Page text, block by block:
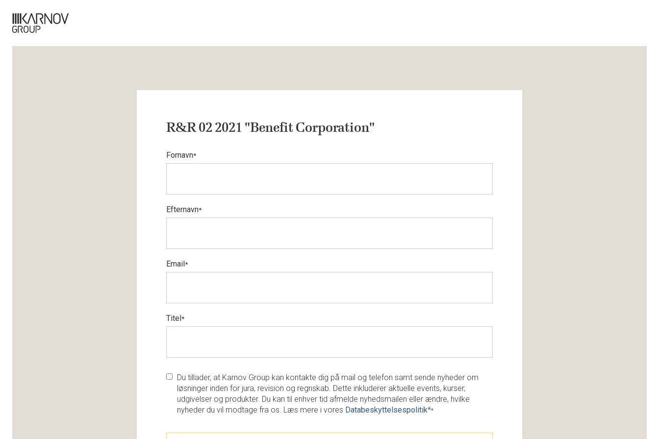
R&R 02 2021 "Benefit Corporation"
Fornavn*
Efternavn*
Email*
Titel*
Du tillader, at Karnov Group kan kontakte dig på mail og telefon samt sende nyheder om
løsninger inden for jura, revision og regnskab. Dette inkluderer aktuelle events, kurser,
udgivelser og produkter. Du kan til enhver tid afmelde nyhedsmailen eller ændre, hvilke
nyheder du vil modtage fra os. Læs mere i vores Databeskyttelsespolitik**